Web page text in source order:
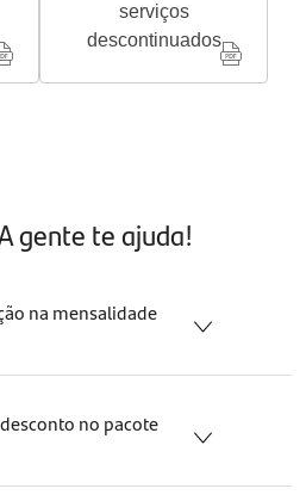
serviços
descontinuados
gente te ajuda!
na mensalidade
Santander Empresas garante
DAS agora, isenta daqui a 2
no pacote